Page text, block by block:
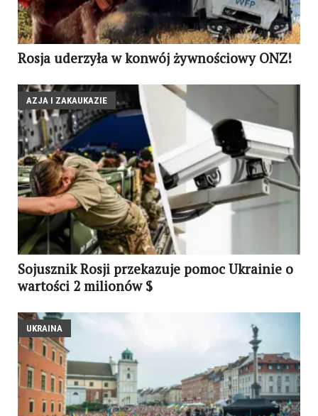
Rosja uderzyła w konwój żywnościowy ONZ!
AZJA I ZAKAUKAZIE
Sojusznik Rosji przekazuje pomoc Ukrainie o
wartości 2 milionów $
UKRAINA